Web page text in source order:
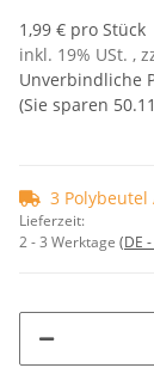
1,99 € pro Stück
inkl. 19% USt. ,
Unverbindliche
(Sie sparen
3 Polybeutel
Lieferzeit:
2 - 3 Werktage (DE